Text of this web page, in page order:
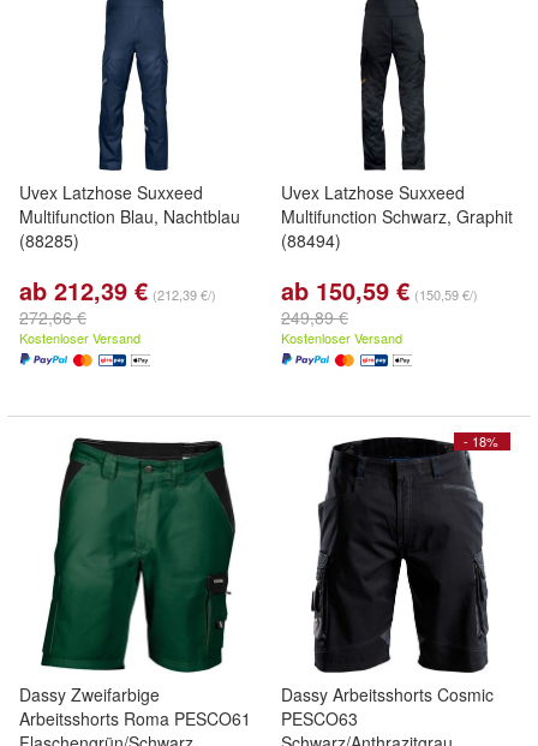
Uvex Latzhose Suxxeed
Multifunction Blau, Nachtblau
(88285)
ab 212,39 € (212,39 €/)
272,66 €
Kostenloser Versand
Uvex Latzhose Suxxeed
Multifunction Schwarz, Graphit
(88494)
ab 150,59 € (150,59 €/)
249,89 €
Kostenloser Versand
Dassy Zweifarbige
Arbeitsshorts Roma PESCO61
- 18%
Dassy Arbeitsshorts Cosmic
PESCO63